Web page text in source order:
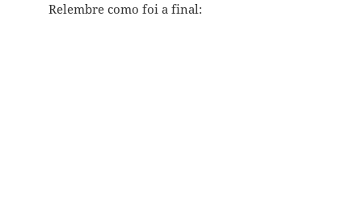
Relembre como foi a final: